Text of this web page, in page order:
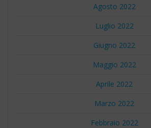
Agosto 2022
Luglio 2022
Giugno 2022
Maggio 2022
Aprile 2022
Marzo 2022
Febbraio 2022